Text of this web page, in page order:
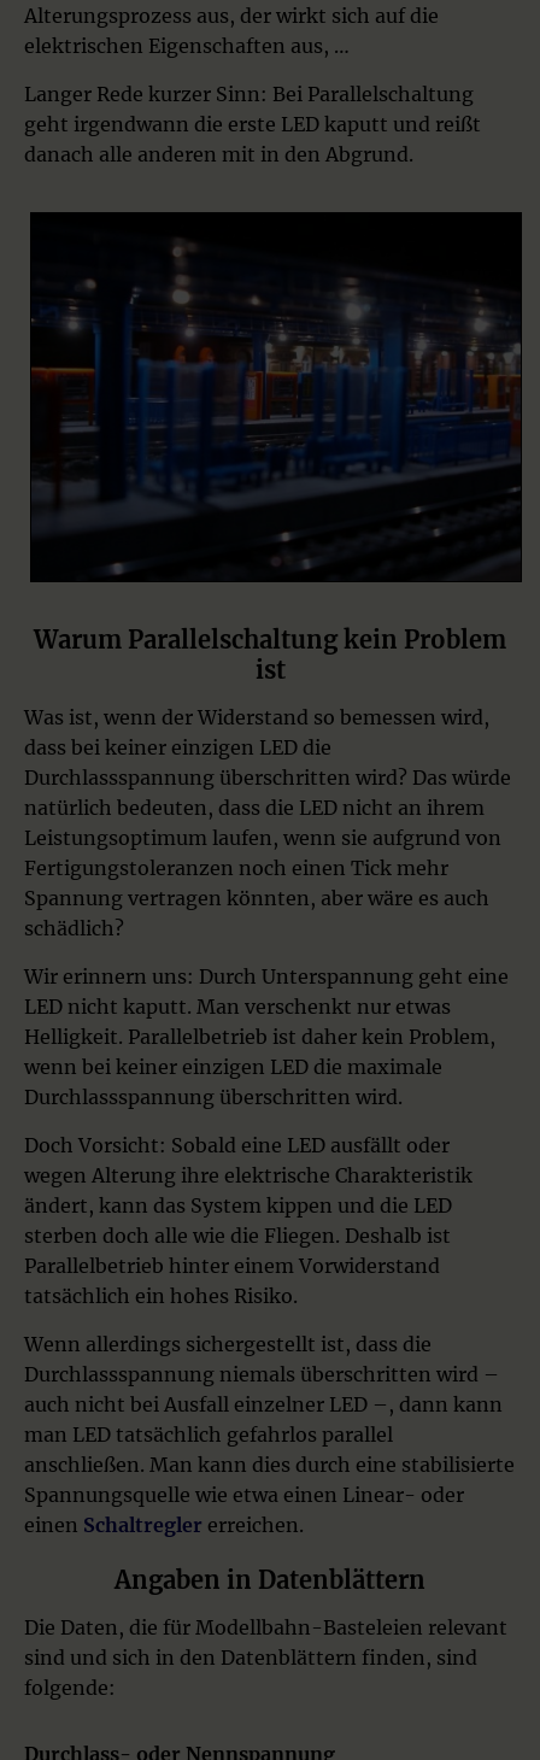
Alterungsprozess aus, der wirkt sich auf die
elektrischen Eigenschaften aus, …
Langer Rede kurzer Sinn: Bei Parallelschaltung
geht irgendwann die erste LED kaputt und reißt
danach alle anderen mit in den Abgrund.
Warum Parallelschaltung kein Problem
ist
Was ist, wenn der Widerstand so bemessen wird,
dass bei keiner einzigen LED die
Durchlassspannung überschritten wird? Das würde
natürlich bedeuten, dass die LED nicht an ihrem
Leistungsoptimum laufen, wenn sie aufgrund von
Fertigungstoleranzen noch einen Tick mehr
Spannung vertragen könnten, aber wäre es auch
schädlich?
Wir erinnern uns: Durch Unterspannung geht eine
LED nicht kaputt. Man verschenkt nur etwas
Helligkeit. Parallelbetrieb ist daher kein Problem,
wenn bei keiner einzigen LED die maximale
Durchlassspannung überschritten wird.
Doch Vorsicht: Sobald eine LED ausfällt oder
wegen Alterung ihre elektrische Charakteristik
ändert, kann das System kippen und die LED
sterben doch alle wie die Fliegen. Deshalb ist
Parallelbetrieb hinter einem Vorwiderstand
tatsächlich ein hohes Risiko.
Wenn allerdings sichergestellt ist, dass die
Durchlassspannung niemals überschritten wird –
auch nicht bei Ausfall einzelner LED –, dann kann
man LED tatsächlich gefahrlos parallel
anschließen. Man kann dies durch eine stabilisierte
Spannungsquelle wie etwa einen Linear- oder
einen Schaltregler erreichen.
Angaben in Datenblättern
Die Daten, die für Modellbahn-Basteleien relevant
sind und sich in den Datenblättern finden, sind
folgende:
Durchlass- oder Nennspannung